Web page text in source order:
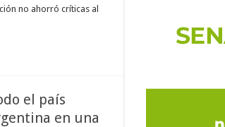
no ahorró críticas al
el país
en una